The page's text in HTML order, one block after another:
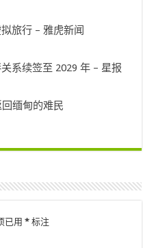
旅行 – 雅虎新闻
系续签至 2029 年 – 星报
缅甸的难民
已用* 标注